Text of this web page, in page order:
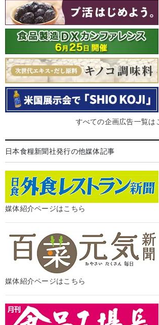
すべての企画広告一覧は
日本食糧新聞社発行の他媒体記事
媒体紹介ページはこちら
媒体紹介ページはこちら